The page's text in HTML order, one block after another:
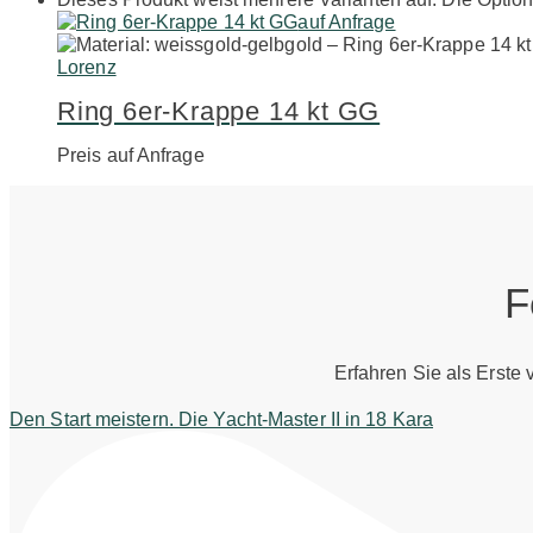
auf Anfrage
Lorenz
Ring 6er-Krappe 14 kt GG
Preis auf Anfrage
Erfahren Sie als Erste
Den Start meistern. Die Yacht-Master II in 18 Kara